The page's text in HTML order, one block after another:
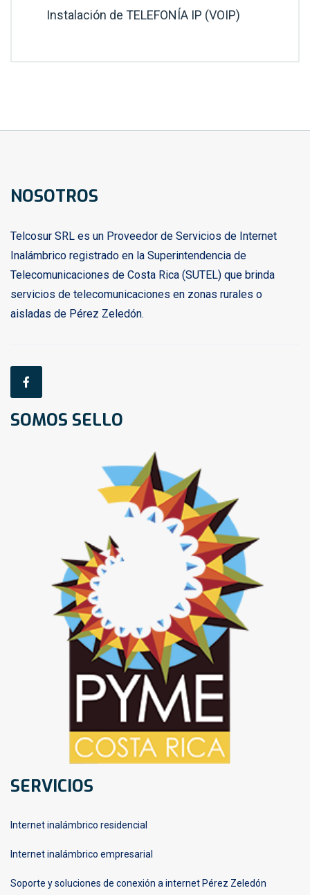
Instalación de TELEFONÍA IP (VOIP)
NOSOTROS
Telcosur SRL es un Proveedor de Servicios de Internet
Inalámbrico registrado en la Superintendencia de
Telecomunicaciones de Costa Rica (SUTEL) que brinda
servicios de telecomunicaciones en zonas rurales o
aisladas de Pérez Zeledón.
SOMOS SELLO
SERVICIOS
Internet inalámbrico residencial
Internet inalámbrico empresarial
Soporte y soluciones de conexión a internet Pérez Zeledón